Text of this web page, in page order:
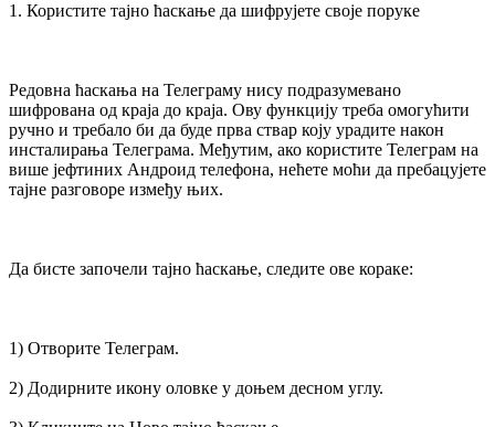
1. Користите тајно ћаскање да шифрујете своје поруке
Редовна ћаскања на Телеграму нису подразумевано
шифрована од краја до краја. Ову функцију треба омогућити
ручно и требало би да буде прва ствар коју урадите након
инсталирања Телеграма. Међутим, ако користите Телеграм на
више јефтиних Андроид телефона, нећете моћи да пребацујете
тајне разговоре између њих.
Да бисте започели тајно ћаскање, следите ове кораке:
1) Отворите Телеграм.
2) Додирните икону оловке у доњем десном углу.